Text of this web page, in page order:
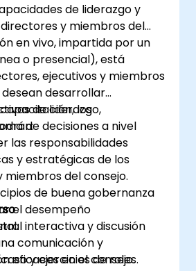
de liderazgo y
y miembros del
en vivo, impartida por un
o presencial), está
ejecutivos y miembros
desarrollar
de liderazgo,
de decisiones a nivel
los
las responsabilidades
y estratégicas de los
miembros del consejo.
de buena gobernanza
el desempeño
comunicación y
eficaces en el consejo.
interactiva y discusión
y ejercicios de roles.